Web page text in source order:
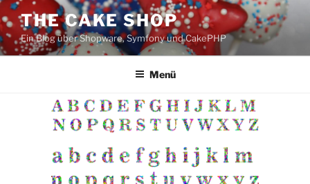
Zum
Inhalt
springen
THE CAKE SHOP
Ein Blog über Shopware, Symfony und CakePHP
Menü